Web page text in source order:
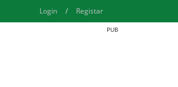
Login / Registar